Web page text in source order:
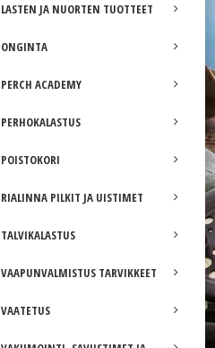
LASTEN JA NUORTEN TUOTTEET
ONGINTA
PERCH ACADEMY
PERHOKALASTUS
POISTOKORI
RIALINNA PILKIT JA UISTIMET
TALVIKALASTUS
VAAPUNVALMISTUS TARVIKKEET
VAATETUS